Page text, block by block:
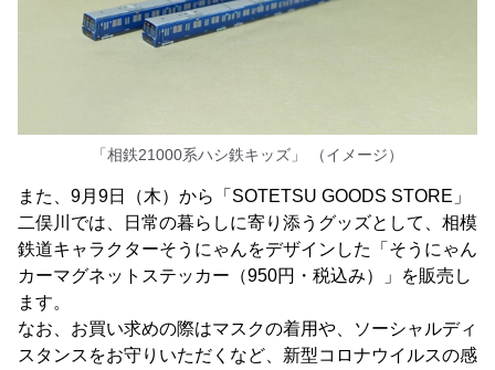
「相鉄21000系ハシ鉄キッズ」 （イメージ）
また、9月9日（木）から「SOTETSU GOODS STORE」
二俣川では、日常の暮らしに寄り添うグッズとして、相模
鉄道キャラクターそうにゃんをデザインした「そうにゃん
カーマグネットステッカー（950円・税込み）」を販売し
ます。
なお、お買い求めの際はマスクの着用や、ソーシャルディ
スタンスをお守りいただくなど、新型コロナウイルスの感